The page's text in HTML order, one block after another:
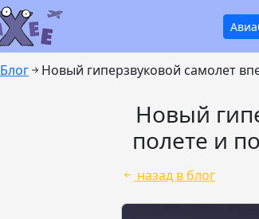
Блог Новый гиперзвуковой самолет
Новый
полете и
назад в блог